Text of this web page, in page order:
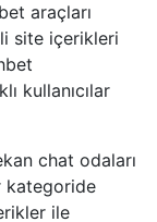
araçları
site içerikleri
kullanıcılar
chat odaları
kategoride
ile